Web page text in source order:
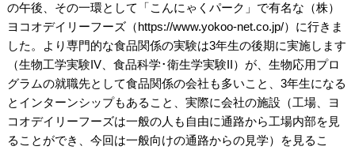
の午後、その一環として「こんにゃくパーク」で有名な（株）
ヨコオデイリーフーズ（https://www.yokoo-net.co.jp/）に行きま
した。より専門的な食品関係の実験は3年生の後期に実施します
（生物工学実験IV、食品科学･衛生学実験II）が、生物応用プロ
グラムの就職先として食品関係の会社も多いこと、3年生になる
とインターンシップもあること、実際に会社の施設（工場、ヨ
コオデイリーフーズは一般の人も自由に通路から工場内部を見
ることができ、今回は一般向けの通路からの見学）を見るこ